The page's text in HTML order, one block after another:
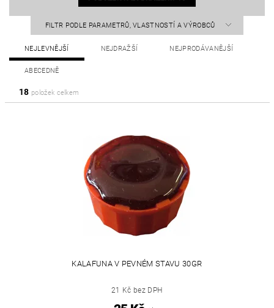
FILTR PODLE PARAMETRŮ, VLASTNOSTÍ A VÝROBCŮ
NEJLEVNĚJŠÍ NEJDRAŽŠÍ NEJPRODÁVANĚJŠÍ
ABECEDNĚ
18 položek celkem
KALAFUNA V PEVNÉM STAVU 30GR
21 Kč bez DPH